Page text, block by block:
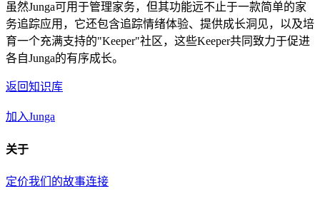
虽然Junga可用于管理家务，但其功能远不止于一款简单的家
务追踪应用，它还包含追踪情绪体验、提供成长洞见，以及培
育一个充满支持的"Keeper"社区，这些Keeper共同致力于促进
各自Junga的有序成长。
返回知识库
加入Junga
关于
定价我们的故事连接